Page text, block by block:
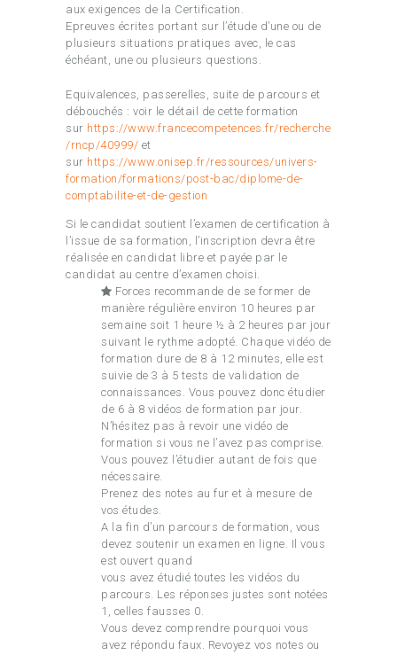
aux exigences de la Certification.
Epreuves écrites portant sur l’étude d’une ou de
plusieurs situations pratiques avec, le cas
échéant, une ou plusieurs questions.
Equivalences, passerelles, suite de parcours et
débouchés : voir le détail de cette formation
sur https://www.francecompetences.fr/recherche
/rncp/40999/ et
sur https://www.onisep.fr/ressources/univers-
formation/formations/post-bac/diplome-de-
comptabilite-et-de-gestion
Si le candidat soutient l’examen de certification à
l’issue de sa formation, l’inscription devra être
réalisée en candidat libre et payée par le
candidat au centre d’examen choisi.
Forces recommande de se former de
manière régulière environ 10 heures par
semaine soit 1 heure ½ à 2 heures par jour
suivant le rythme adopté. Chaque vidéo de
formation dure de 8 à 12 minutes, elle est
suivie de 3 à 5 tests de validation de
connaissances. Vous pouvez donc étudier
de 6 à 8 vidéos de formation par jour.
N’hésitez pas à revoir une vidéo de
formation si vous ne l’avez pas comprise.
Vous pouvez l’étudier autant de fois que
nécessaire.
Prenez des notes au fur et à mesure de
vos études.
A la fin d’un parcours de formation, vous
devez soutenir un examen en ligne. Il vous
est ouvert quand
vous avez étudié toutes les vidéos du
parcours. Les réponses justes sont notées
1, celles fausses 0.
Vous devez comprendre pourquoi vous
avez répondu faux. Revoyez vos notes ou